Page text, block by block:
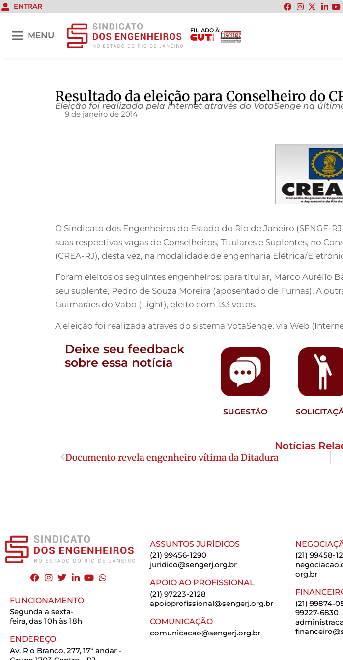
ENTRAR
MENU
FILIADO À:
Resultado da eleição para Conselheiro do
Eleição foi realizada pela internet através do VotaSenge na
9 de janeiro de 2014
O Sindicato dos Engenheiros do Estado do Rio de Janeiro
suas respectivas vagas de Conselheiros, Titulares e Suplentes, no
(CREA-RJ), desta vez, na modalidade de engenharia Elétrica/
Foram eleitos os seguintes engenheiros: para titular, Marco Aurélio
seu suplente, Pedro de Souza Moreira (aposentado de Furnas). A
Guimarães do Vabo (Light), eleito com 133 votos.
A eleição foi realizada através do sistema VotaSenge, via Web
Deixe seu feedback
sobre essa notícia
SUGESTÃO
Notícias
Documento revela engenheiro vítima da Ditadura
FUNCIONAMENTO
Segunda a sexta-
feira, das 10h às 18h
ENDEREÇO
Av. Rio Branco, 277, 17º andar -
ASSUNTOS JURÍDICOS
(21) 99456-1290
juridico@sengerj.org.br
APOIO AO PROFISSIONAL
(21) 97223-2128
apoioprofissional@sengerj.org.br
COMUNICAÇÃO
comunicacao@sengerj.org.br
(21) 99458-
org.br
(21) 99874-
99227-6830